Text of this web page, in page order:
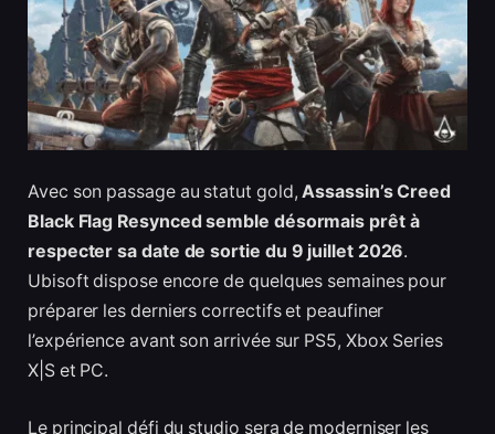
Avec son passage au statut gold,Assassin’s Creed
Black Flag Resynced semble désormais prêt à
respecter sa date de sortie du 9 juillet 2026.
Ubisoft dispose encore de quelques semaines pour
préparer les derniers correctifs et peaufiner
l’expérience avant son arrivée sur PS5, Xbox Series
X|S et PC.
Le principal défi du studio sera de moderniser les